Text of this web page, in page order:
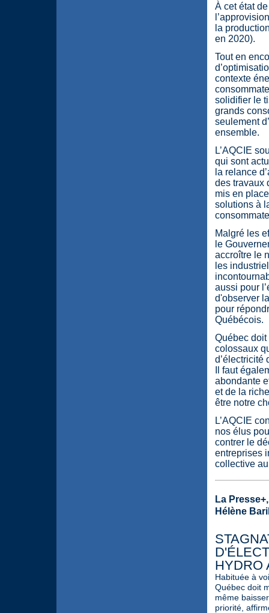
À cet état
la
en 2020).
Tout en
contexte
solidifier le
grands
seulement
ensemble.
L’AQCIE
qui sont
la relance
des travaux
mis en
solutions à
Malgré les
le
accroître le
les
aussi pour
d'observer
pour
Québécois.
Québec doit
colossaux
d’électricité
Il faut
abondante
et de la
être notre
L’AQCIE
nos élus
contrer le
entreprises
collective
La
Hélène
HYDRO
Habituée à
Québec doit
même
priorité,